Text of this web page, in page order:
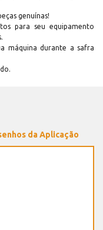
genuínas!
para seu equipamento
máquina durante a safra
da Aplicação